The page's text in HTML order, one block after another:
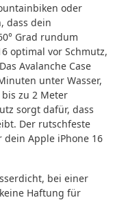
oder
dass dein
Grad rundum
optimal vor Schmutz,
Avalanche Case
unter Wasser,
zu 2 Meter
sorgt dafür, dass
Der rutschfeste
Apple iPhone 16
bei einer
Haftung für